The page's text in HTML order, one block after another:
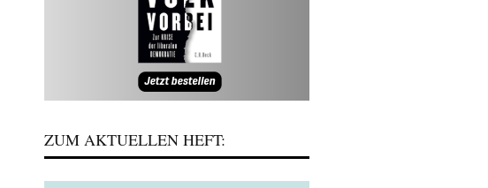
ZUM AKTUELLEN HEFT: